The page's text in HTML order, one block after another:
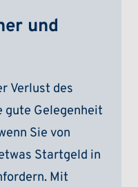
und
Verlust des
gute Gelegenheit
Sie von
Startgeld in
Mit